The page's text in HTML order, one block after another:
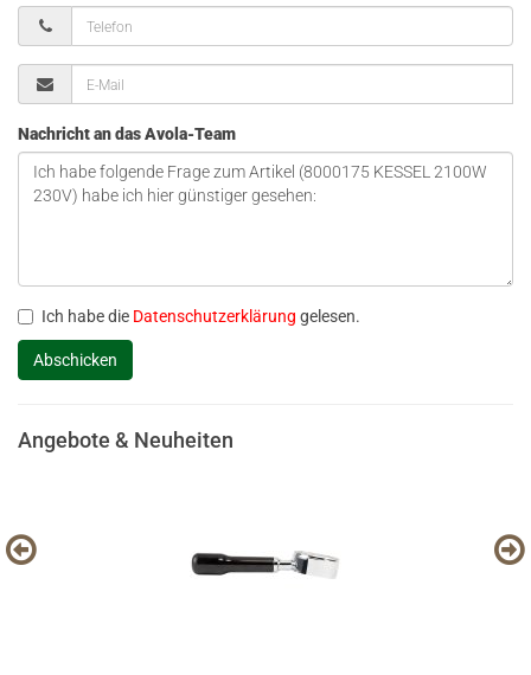
Nachricht an das Avola-Team
Ich habe die Datenschutzerklärung gelesen.
Angebote & Neuheiten